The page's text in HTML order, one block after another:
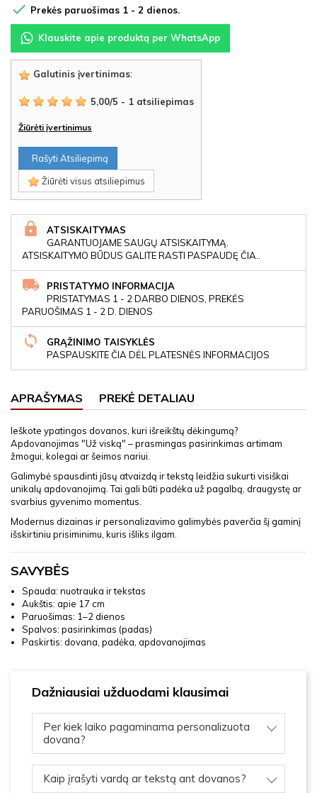
 Prekės paruošimas 1 - 2 dienos.
Klauskite apie produktą per WhatsApp
Galutinis įvertinimas:
5,00/5 - 1 atsiliepimas
Žiūrėti įvertinimus
Rašyti Atsiliepimą
Žiūrėti visus atsiliepimus
ATSISKAITYMAS
GARANTUOJAME SAUGŲ ATSISKAITYMĄ.
ATSISKAITYMO BŪDUS GALITE RASTI PASPAUDĘ ČIA..
PRISTATYMO INFORMACIJA
PRISTATYMAS 1 - 2 DARBO DIENOS, PREKĖS
PARUOŠIMAS 1 - 2 D. DIENOS
GRĄŽINIMO TAISYKLĖS
PASPAUSKITE ČIA DĖL PLATESNĖS INFORMACIJOS
APRAŠYMAS PREKĖ DETALIAU
Ieškote ypatingos dovanos, kuri išreikštų dėkingumą?
Apdovanojimas "Už viską" – prasmingas pasirinkimas artimam
žmogui, kolegai ar šeimos nariui.
Galimybė spausdinti jūsų atvaizdą ir tekstą leidžia sukurti visiškai
unikalų apdovanojimą. Tai gali būti padėka už pagalbą, draugystę ar
svarbius gyvenimo momentus.
Modernus dizainas ir personalizavimo galimybės paverčia šį gaminį
išskirtiniu prisiminimu, kuris išliks ilgam.
SAVYBĖS
Spauda: nuotrauka ir tekstas
Aukštis: apie 17 cm
Paruošimas: 1–2 dienos
Spalvos: pasirinkimas (padas)
Paskirtis: dovana, padėka, apdovanojimas
Dažniausiai užduodami klausimai
Per kiek laiko pagaminama personalizuota
dovana?
Kaip įrašyti vardą ar tekstą ant dovanos?